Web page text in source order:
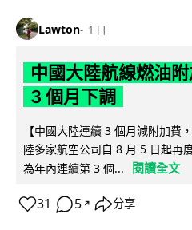
Lawton 1 日
中國大陸航線燃油
3 個月下調
【中國大陸連續 3 個月減附加費
陸多家航空公司自 8 月 5 日起再
為年內連續第 3 個...
閱讀全文
31 5 ↗ 分享